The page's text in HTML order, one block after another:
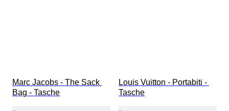
Marc Jacobs - The Sack
Bag - Tasche
Louis Vuitton - Portabiti -
Tasche